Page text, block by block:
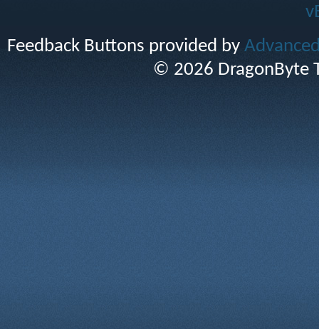
Feedback Buttons provided by
© 2026 DragonByte